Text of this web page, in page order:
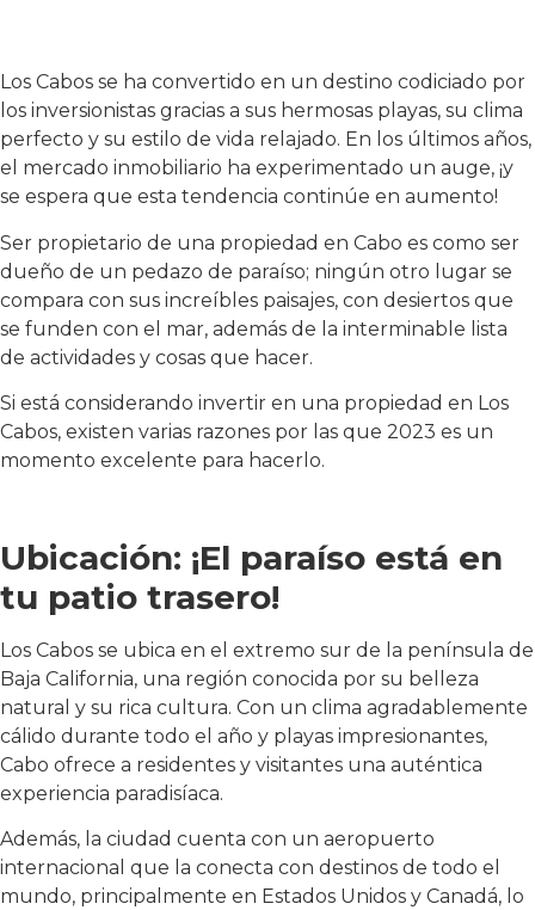
Los Cabos se ha convertido en un destino codiciado por
los inversionistas gracias a sus hermosas playas, su clima
perfecto y su estilo de vida relajado. En los últimos años,
el mercado inmobiliario ha experimentado un auge, ¡y
se espera que esta tendencia continúe en aumento!
Ser propietario de una propiedad en Cabo es como ser
dueño de un pedazo de paraíso; ningún otro lugar se
compara con sus increíbles paisajes, con desiertos que
se funden con el mar, además de la interminable lista
de actividades y cosas que hacer.
Si está considerando invertir en una propiedad en Los
Cabos, existen varias razones por las que 2023 es un
momento excelente para hacerlo.
Ubicación: ¡El paraíso está en
tu patio trasero!
Los Cabos se ubica en el extremo sur de la península de
Baja California, una región conocida por su belleza
natural y su rica cultura. Con un clima agradablemente
cálido durante todo el año y playas impresionantes,
Cabo ofrece a residentes y visitantes una auténtica
experiencia paradisíaca.
Además, la ciudad cuenta con un aeropuerto
internacional que la conecta con destinos de todo el
mundo, principalmente en Estados Unidos y Canadá, lo